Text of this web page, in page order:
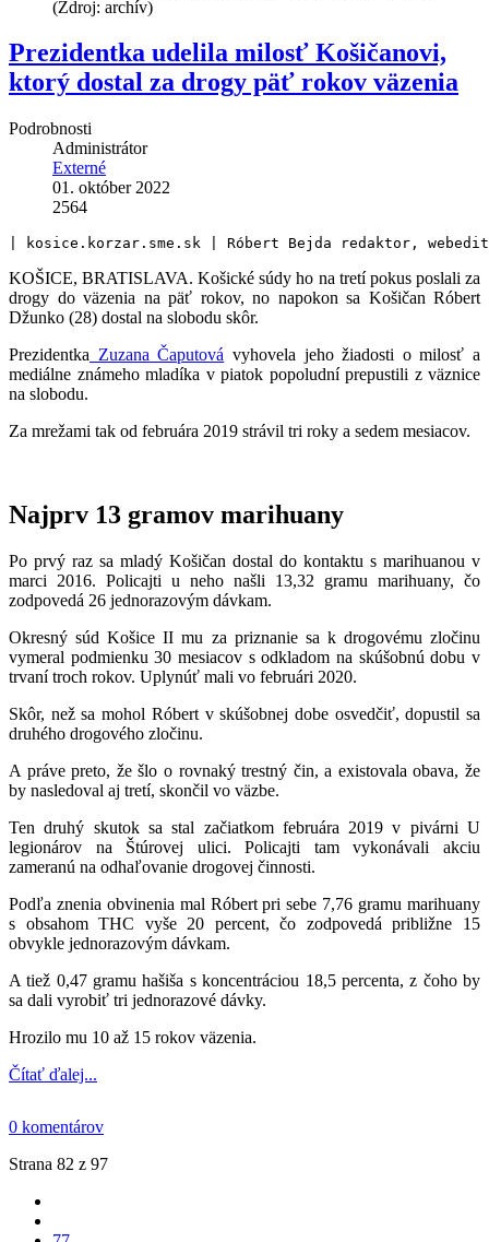
(Zdroj: archív)
Prezidentka udelila milosť Košičanovi,
ktorý dostal za drogy päť rokov väzenia
Podrobnosti
Administrátor
Externé
01. október 2022
2564
| kosice.korzar.sme.sk | Róbert Bejda redaktor,
KOŠICE, BRATISLAVA. Košické súdy ho na tretí pokus poslali za
drogy do väzenia na päť rokov, no napokon sa Košičan Róbert
Džunko (28) dostal na slobodu skôr.
Prezidentka Zuzana Čaputová vyhovela jeho žiadosti o milosť a
mediálne známeho mladíka v piatok popoludní prepustili z väznice
na slobodu.
Za mrežami tak od februára 2019 strávil tri roky a sedem mesiacov.
Najprv 13 gramov marihuany
Po prvý raz sa mladý Košičan dostal do kontaktu s marihuanou v
marci 2016. Policajti u neho našli 13,32 gramu marihuany, čo
zodpovedá 26 jednorazovým dávkam.
Okresný súd Košice II mu za priznanie sa k drogovému zločinu
vymeral podmienku 30 mesiacov s odkladom na skúšobnú dobu v
trvaní troch rokov. Uplynúť mali vo februári 2020.
Skôr, než sa mohol Róbert v skúšobnej dobe osvedčiť, dopustil sa
druhého drogového zločinu.
A práve preto, že šlo o rovnaký trestný čin, a existovala obava, že
by nasledoval aj tretí, skončil vo väzbe.
Ten druhý skutok sa stal začiatkom februára 2019 v pivárni U
legionárov na Štúrovej ulici. Policajti tam vykonávali akciu
zameranú na odhaľovanie drogovej činnosti.
Podľa znenia obvinenia mal Róbert pri sebe 7,76 gramu marihuany
s obsahom THC vyše 20 percent, čo zodpovedá približne 15
obvykle jednorazovým dávkam.
A tiež 0,47 gramu hašiša s koncentráciou 18,5 percenta, z čoho by
sa dali vyrobiť tri jednorazové dávky.
Hrozilo mu 10 až 15 rokov väzenia.
Čítať ďalej...
0 komentárov
Strana 82 z 97